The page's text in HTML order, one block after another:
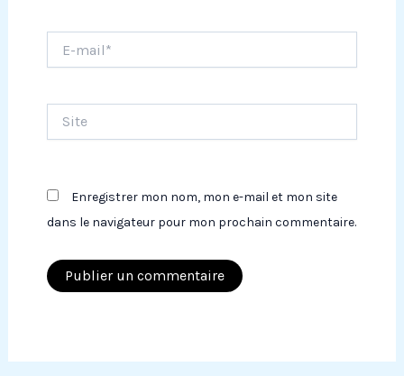
mail*
Enregistrer mon nom, mon e-mail et mon site
dans le navigateur pour mon prochain commentaire.